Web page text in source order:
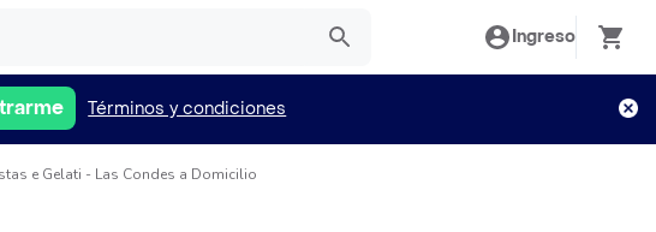
Ingreso
Términos y condiciones
e Gelati - Las Condes a Domicilio